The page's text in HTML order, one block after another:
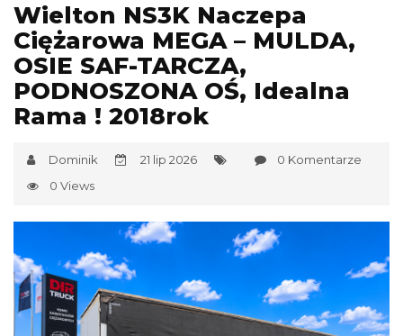
Wielton NS3K Naczepa
Ciężarowa MEGA – MULDA,
OSIE SAF-TARCZA,
PODNOSZONA OŚ, Idealna
Rama ! 2018rok
Dominik 21 lip 2026
0 Komentarze
0 Views